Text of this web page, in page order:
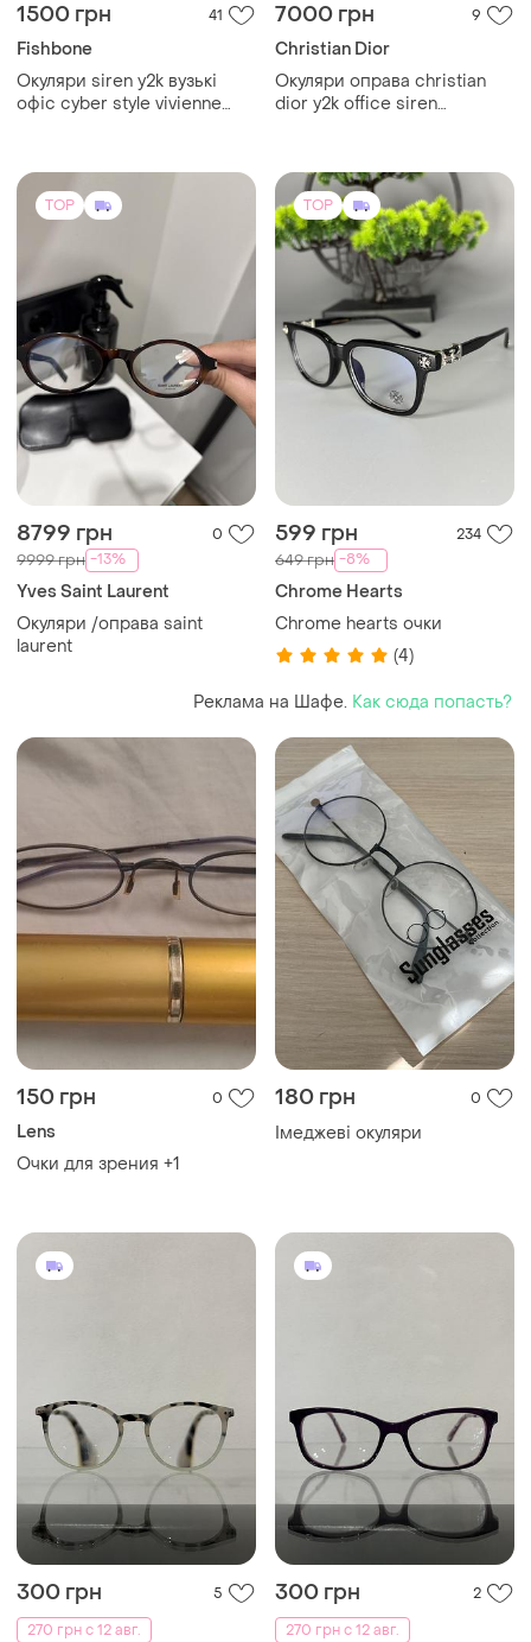
1500 грн 41
Fishbone
Окуляри siren y2k вузькі
офіс cyber style vivienne
juicy couture office
7000 грн 9
Christian Dior
Окуляри оправа christian
dior y2k office siren
компʼютерні для зору
TOP
8799 грн 0
9999 грн -13%
Yves Saint Laurent
Окуляри /оправа saint
laurent
TOP
599 грн 234
649 грн -8%
Chrome Hearts
Chrome hearts очки
(4)
Реклама на Шафе. Как сюда попасть?
150 грн 0
Lens
Очки для зрения +1
180 грн 0
Імеджеві окуляри
300 грн
5
270 грн с 12 авг.
300 грн
2
270 грн с 12 авг.